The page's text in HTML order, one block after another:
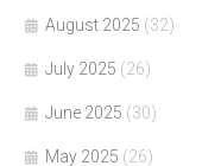
August 2025 (32)
July 2025 (26)
June 2025 (30)
May 2025 (26)